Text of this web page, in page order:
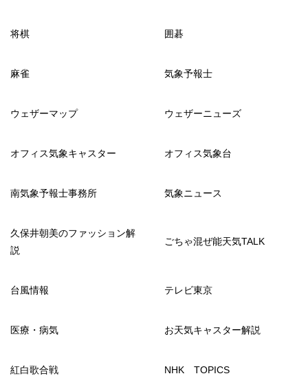
将棋 囲碁
麻雀 気象予報士
ウェザーマップ ウェザーニューズ
オフィス気象キャスター オフィス気象台
南気象予報士事務所 気象ニュース
久保井朝美のファッション解
説
ごちゃ混ぜ能天気TALK
台風情報 テレビ東京
医療・病気 お天気キャスター解説
紅白歌合戦 NHK TOPICS